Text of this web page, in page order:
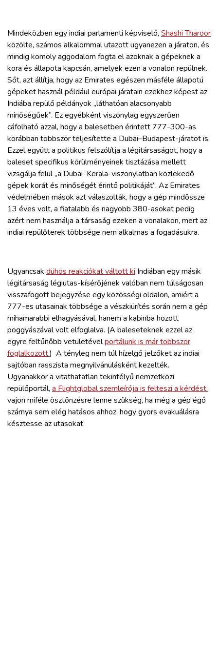
Mindeközben egy indiai parlamenti képviselő, Shashi Tharoor
közölte, számos alkalommal utazott ugyanezen a járaton, és
mindig komoly aggodalom fogta el azoknak a gépeknek a
kora és állapota kapcsán, amelyek ezen a vonalon repülnek.
Sőt, azt állítja, hogy az Emirates egészen másféle állapotú
gépeket használ például európai járatain ezekhez képest az
Indiába repülő példányok „láthatóan alacsonyabb
minőségűek”. Ez egyébként viszonylag egyszerűen
cáfolható azzal, hogy a balesetben érintett 777-300-as
korábban többször teljesítette a Dubai–Budapest-járatot is.
Ezzel együtt a politikus felszólítja a légitársaságot, hogy a
baleset specifikus körülményeinek tisztázása mellett
vizsgálja felül „a Dubai–Kerala-viszonylatban közlekedő
gépek korát és minőségét érintő politikáját”. Az Emirates
védelmében mások azt válaszolták, hogy a gép mindössze
13 éves volt, a fiatalabb és nagyobb 380-asokat pedig
azért nem használja a társaság ezeken a vonalakon, mert az
indiai repülőterek többsége nem alkalmas a fogadásukra.
Ugyancsak dühös reakciókat váltott ki Indiában egy másik
légitársaság légiutas-kísérőjének valóban nem túlságosan
visszafogott bejegyzése egy közösségi oldalon, amiért a
777-es utasainak többsége a vészkiürítés során nem a gép
mihamarabbi elhagyásával, hanem a kabinba hozott
poggyászával volt elfoglalva. (A baleseteknek ezzel az
egyre feltűnőbb vetületévelportálunk is már többször
foglalkozott.) A tényleg nem túl hízelgő jelzőket az indiai
sajtóban rasszista megnyilvánulásként kezelték.
Ugyanakkor a vitathatatlan tekintélyű nemzetközi
repülőportál, a Flightglobal szemleírója is felteszi a kérdést:
vajon miféle ösztönzésre lenne szükség, ha még a gép égő
szárnya sem elég hatásos ahhoz, hogy gyors evakuálásra
késztesse az utasokat.